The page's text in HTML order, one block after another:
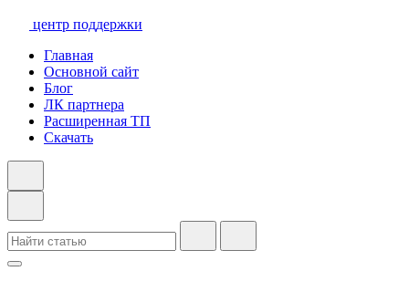
центр поддержки
Главная
Основной сайт
Блог
ЛК партнера
Расширенная ТП
Скачать